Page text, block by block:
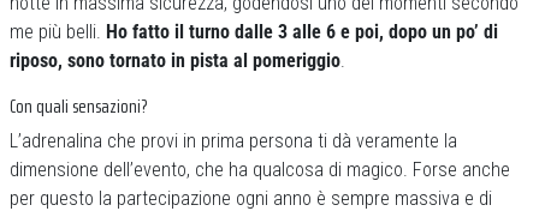
me più belli. Ho fatto il turno dalle 3 alle 6 e poi, dopo un po’ di
riposo, sono tornato in pista al pomeriggio.
Con quali sensazioni?
L’adrenalina che provi in prima persona ti dà veramente la
dimensione dell’evento, che ha qualcosa di magico. Forse anche
per questo la partecipazione ogni anno è sempre massiva e di